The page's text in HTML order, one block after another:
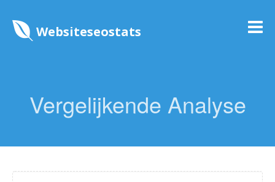
Websiteseostats
Vergelijkende Analyse